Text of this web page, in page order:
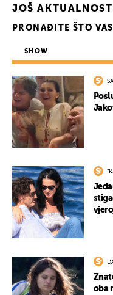
JOŠ AKTUALNOSTI
PRONAĐITE ŠTO
SHOW
oba